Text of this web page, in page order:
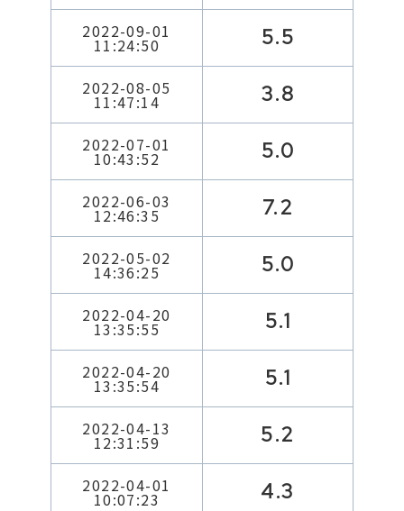
2022-09-01
11:24:50 5.5
2022-08-05
11:47:14 3.8
2022-07-01
10:43:52 5.0
2022-06-03
12:46:35 7.2
2022-05-02
14:36:25 5.0
2022-04-20
13:35:55 5.1
2022-04-20
13:35:54 5.1
2022-04-13
12:31:59 5.2
2022-04-01
10:07:23 4.3